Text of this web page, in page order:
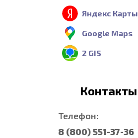
Яндекс Карты
Google Maps
2 GIS
Контакты
Телефон:
8 (800) 551-37-36